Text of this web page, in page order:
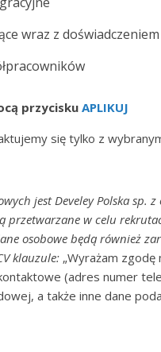
wraz z
przycisku APLIKUJ
tylko z wybranymi
jest Develey Polska sp.
przetwarzane w celu
osobowe będą również
klauzule: „Wyrażam
(adres numer
a także inne dane